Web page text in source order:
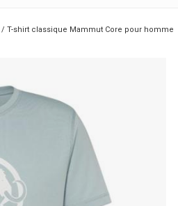
T-shirt classique Mammut Core pour homme